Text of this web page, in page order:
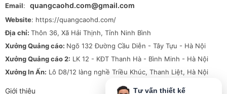
Email: quangcaohd.com@gmail.com
Website: https://quangcaohd.com/
Địa chỉ: Thôn 36, Xã Hải Thịnh, Tỉnh Ninh Bình
Xưởng Quảng cáo: Ngõ 132 Đường Cầu Diễn - Tây Tựu - Hà Nội
Xưởng Quảng cáo 2: LK 12 - KĐT Thanh Hà - Bình Minh - Hà Nội
Xưởng In Ấn: Lô D8/12 làng nghề Triều Khúc, Thanh Liệt, Hà Nội
Giới thiệu Tư vấn thiết kế